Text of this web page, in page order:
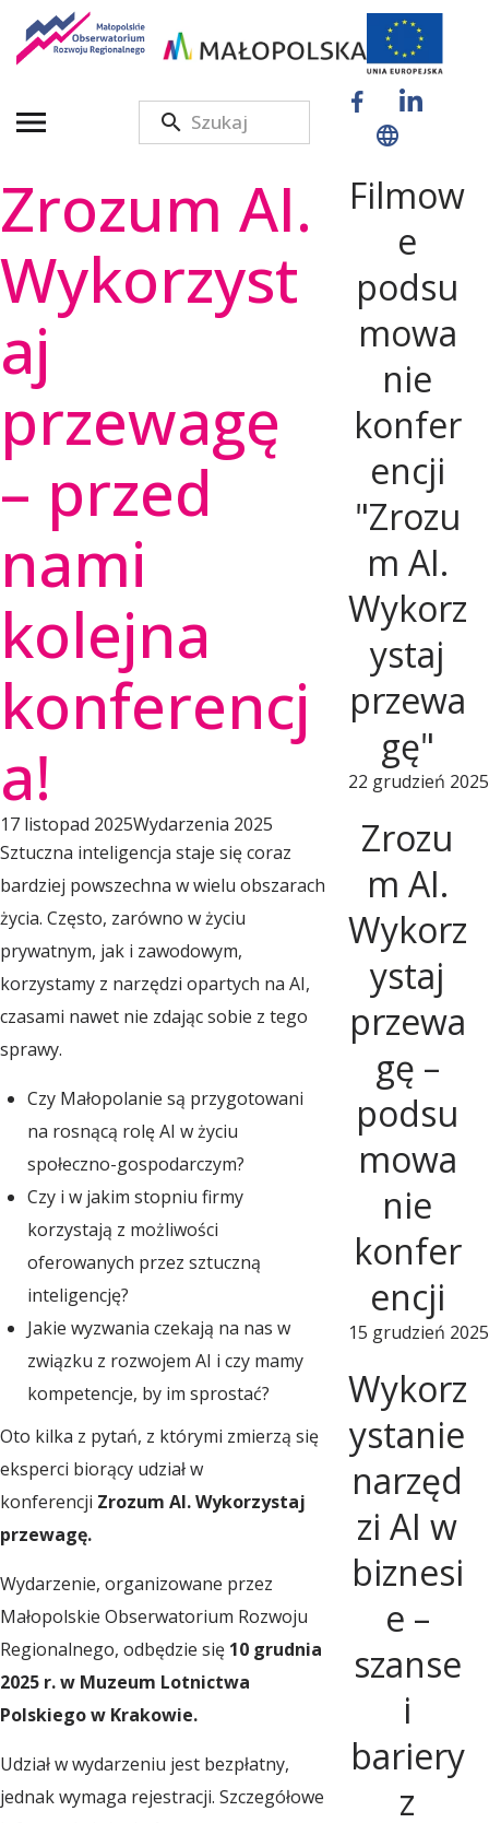
M
a
ł
o
p
o
l
s
k
i
e
O
b
s
e
r
w
a
t
o
r
i
u
m
Zrozum AI.
Wykorzyst
aj
przewagę
– przed
nami
kolejna
konferencj
a!
17 listopad 2025Wydarzenia 2025
Sztuczna inteligencja staje się coraz
bardziej powszechna w wielu obszarach
życia. Często, zarówno w życiu
prywatnym, jak i zawodowym,
korzystamy z narzędzi opartych na AI,
czasami nawet nie zdając sobie z tego
sprawy.
Czy Małopolanie są przygotowani
na rosnącą rolę AI w życiu
społeczno-gospodarczym?
Czy i w jakim stopniu firmy
korzystają z możliwości
oferowanych przez sztuczną
inteligencję?
Jakie wyzwania czekają na nas w
związku z rozwojem AI i czy mamy
kompetencje, by im sprostać?
Oto kilka z pytań, z którymi zmierzą się
eksperci biorący udział w
konferencji Zrozum AI. Wykorzystaj
przewagę.
Wydarzenie, organizowane przez
Małopolskie Obserwatorium Rozwoju
Regionalnego, odbędzie się 10 grudnia
2025 r. w Muzeum Lotnictwa
Polskiego w Krakowie.
Udział w wydarzeniu jest bezpłatny,
jednak wymaga rejestracji. Szczegółowe
Filmow
e
podsu
mowa
nie
konfer
encji
"Zrozu
m AI.
Wykorz
ystaj
przewa
gę"
22 grudzień 2025
Zrozu
m AI.
Wykorz
ystaj
przewa
gę –
podsu
mowa
nie
konfer
encji
15 grudzień 2025
Wykorz
ystanie
narzęd
zi AI w
biznesi
e –
szanse
i
bariery
z